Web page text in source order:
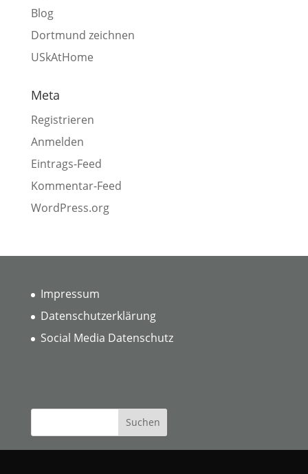
Blog
Dortmund zeichnen
USkAtHome
Meta
Registrieren
Anmelden
Eintrags-Feed
Kommentar-Feed
WordPress.org
Impressum
Datenschutzerklärung
Social Media Datenschutz